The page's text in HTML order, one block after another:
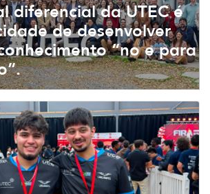
diferencial da UTEC é
de desenvolver
“no e para